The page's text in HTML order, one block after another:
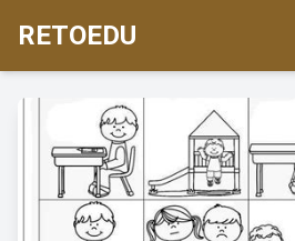
RETOEDU